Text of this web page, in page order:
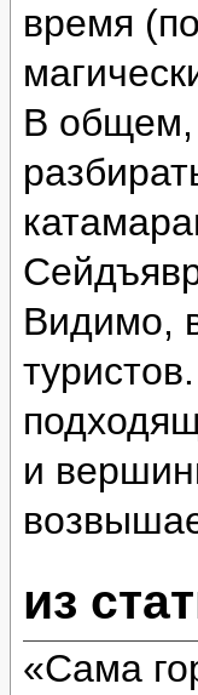
время
В общем,
Видимо,
и
из
«Сама